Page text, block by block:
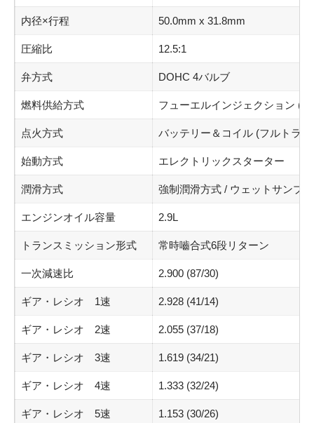
内径×行程 50.0mm x 31.8mm
圧縮比 12.5:1
弁方式 DOHC 4バルブ
燃料供給方式 フューエルインジェクション
点火方式 バッテリー＆コイル (フルトラ
始動方式 エレクトリックスターター
潤滑方式 強制潤滑方式 / ウェットサンプ
エンジンオイル容量 2.9L
トランスミッション形式 常時嚙合式6段リターン
一次減速比 2.900 (87/30)
ギア・レシオ 1速 2.928 (41/14)
ギア・レシオ 2速 2.055 (37/18)
ギア・レシオ 3速 1.619 (34/21)
ギア・レシオ 4速 1.333 (32/24)
ギア・レシオ 5速 1.153 (30/26)